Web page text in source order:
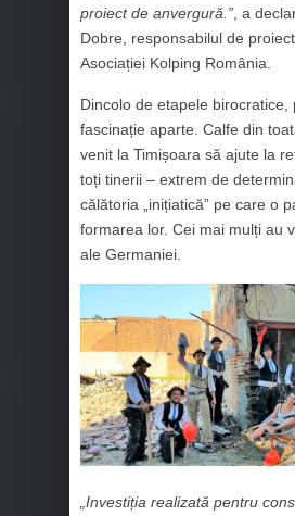
proiect de anvergură.” , a
Dobre, responsabilul de
Asociației Kolping România.
Dincolo de etapele birocratice,
fascinație aparte. Calfe din
venit la Timișoara să ajute la
toți tinerii – extrem de
călătoria „inițiatică” pe care o
formarea lor. Cei mai mulți au
ale Germaniei.
„Investiția realizată pentru